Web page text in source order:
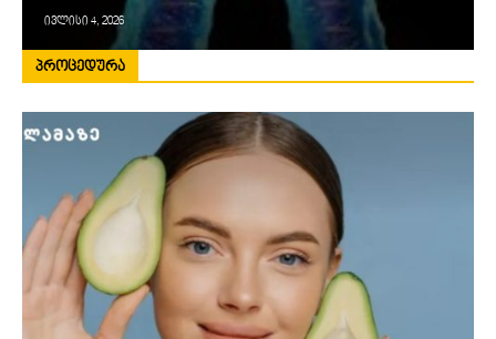
ივლისი 4, 2026
ᲞᲠᲝᲪᲔᲓᲣᲠᲐ